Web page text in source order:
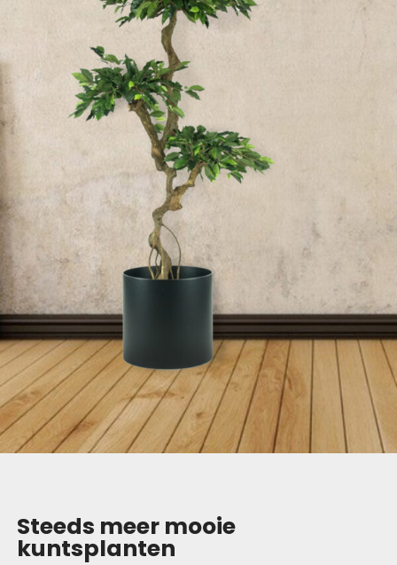
Steeds meer mooie
kuntsplanten